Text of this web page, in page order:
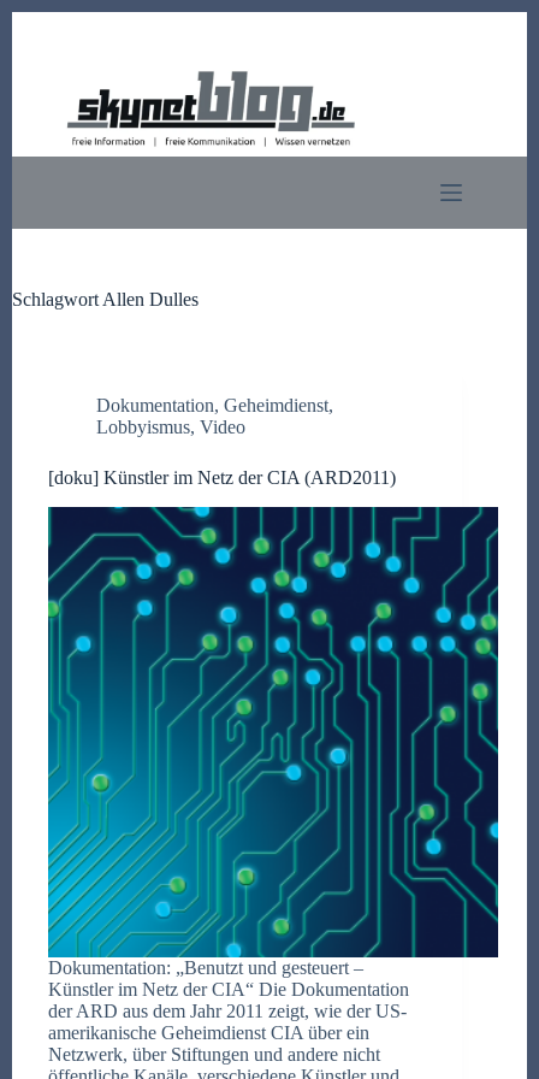
Schlagwort Allen Dulles
Dokumentation, Geheimdienst,
Lobbyismus, Video
[doku] Künstler im Netz der CIA (ARD2011)
Dokumentation: „Benutzt und gesteuert –
Künstler im Netz der CIA“ Die Dokumentation
der ARD aus dem Jahr 2011 zeigt, wie der US-
amerikanische Geheimdienst CIA über ein
Netzwerk, über Stiftungen und andere nicht